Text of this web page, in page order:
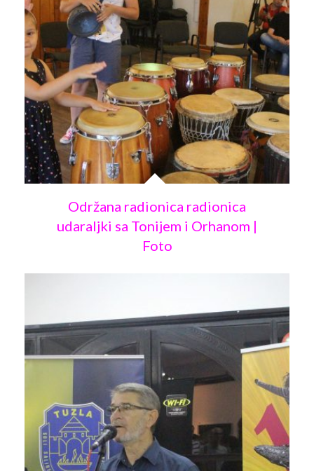
Održana radionica radionica
udaraljki sa Tonijem i Orhanom |
Foto